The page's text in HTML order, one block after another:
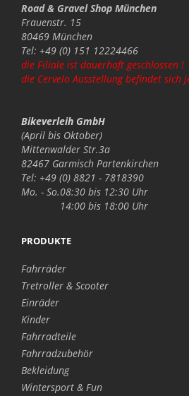
Road & Gravel Shop München
Frauenstr. 15
80469 München
Tel: +49 (0) 151 12224466
die Filiale ist dauerhaft geschlossen !
die Cervelo Ausstellung befindet sich
Bikeverleih GmbH
(April bis Oktober)
Mittenwalder Str.3a
82467 Garmisch Partenkirchen
Tel: +49 (0) 8821 - 7818390
Mo. - So.08:30 bis 12:30 Uhr
14:00 bis 18:00 Uhr
PRODUKTE
Fahrräder
Tretroller & Scooter
Einräder
Kinder
Fahrradteile
Fahrradzubehör
Bekleidung
Wintersport & Fun